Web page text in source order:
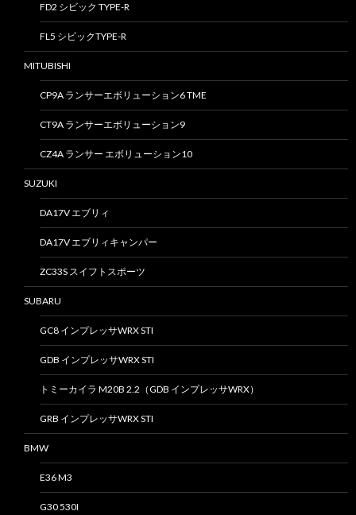
FD2 シビック TYPE-R
FL5 シビックTYPE-R
MITUBISHI
CP9A ランサーエボリューション6 TME
CT9A ランサーエボリューション9
CZ4A ランサー エボリューション10
SUZUKI
DA17V エブリィ
DA17V エブリィキャンパー
ZC33S スイフトスポーツ
SUBARU
GC8 インプレッサWRX STI
GDB インプレッサWRX STI
トミーカイラ M20B 2.2（GDB インプレッサWRX）
GRB インプレッサWRX STI
BMW
E36 M3
G30 530I